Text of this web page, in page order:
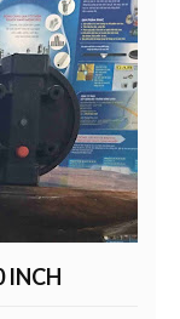
INCH